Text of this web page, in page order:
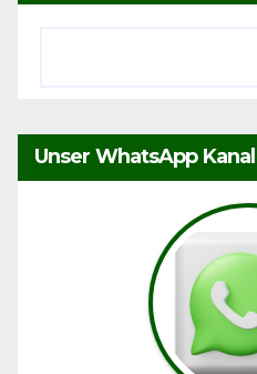
Unser WhatsApp Kanal